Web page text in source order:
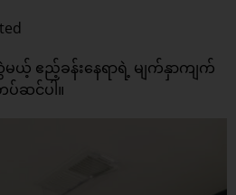
ယ့် ဧည့်ခန်းနေရာရဲ့ မျက်နှာကျက်
ပ်ဆင်ပါ။